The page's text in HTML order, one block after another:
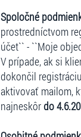
Spoločné
prostredníctvom
účet`` - ``Moje
V prípade, ak si
dokončil
aktivovať mailom,
najneskôrdo